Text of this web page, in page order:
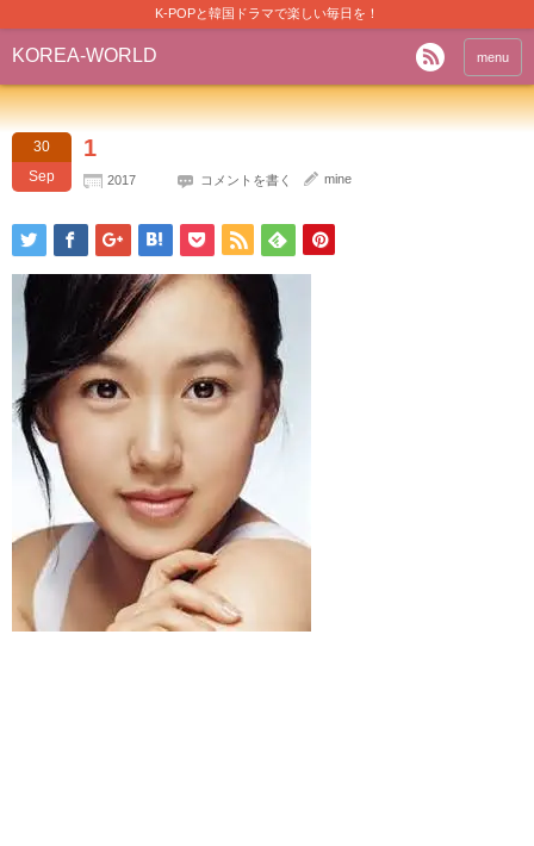
K-POPと韓国ドラマで楽しい毎日を！
KOREA-WORLD menu
30
Sep
1
2017 コメントを書く mine